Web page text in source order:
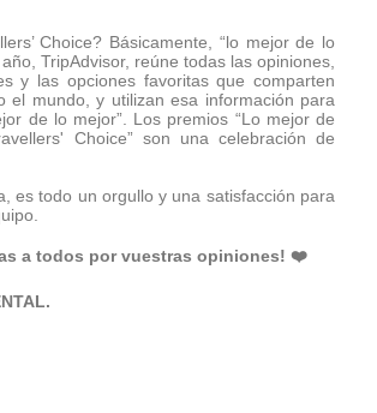
Choice? Básicamente, “lo mejor de lo
TripAdvisor, reúne todas las opiniones,
y las opciones favoritas que comparten
el mundo, y utilizan esa información para
de lo mejor”. Los premios “Lo mejor de
Choice” son una celebración de
es todo un orgullo y una satisfacción para
a todos por vuestras opiniones! ❤️